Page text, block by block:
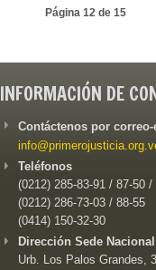
Página 12 de 15
INFORMACIÓN DE
Contáctenos por
Teléfonos
(0212) 285-83-91 / 87-50 /
(0212) 286-73-03 / 88-55
(0414) 150-32-30
Dirección Sede
Urb. Los Palos Grandes,